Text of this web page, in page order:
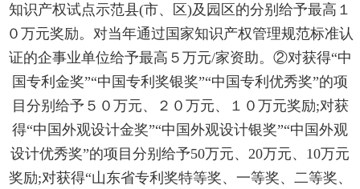
知识产权试点示范县(市、区)及园区的分别给予最高１
０万元奖励。对当年通过国家知识产权管理规范标准认
证的企事业单位给予最高５万元/家资助。②对获得“中
国专利金奖”“中国专利奖银奖”“中国专利优秀奖”的项
目分别给予５０万元、２０万元、１０万元奖励;对获
得“中国外观设计金奖”“中国外观设计银奖”“中国外观
设计优秀奖”的项目分别给予50万元、20万元、10万元
奖励;对获得“山东省专利奖特等奖、一等奖、二等奖、